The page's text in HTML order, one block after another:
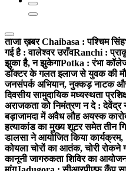
ताजा ख़बरChaibasa : पश्चिम
गई है : वालेश्वर उराँवRanchi :
झुका है, न झुकेगाPotka : रंभा कॉलेज
डॉक्टर के गलत इलाज से युवक की
जनसंपर्क अभियान, नुक्कड़ नाटक
दिवसीय सामुदायिक मध्यस्थता
अराजकता को निमंत्रण न दे : देवेंद्र
बड़ाजामदा में अवैध लौह अयस्क
हत्याकांड का मुख्य शूटर समेत तीन
डालसा ने आयोजित किया कार्यक्रम,
कोयला चोरों का आतंक, चोरी रोकने
कानूनी जागरुकता शिविर का